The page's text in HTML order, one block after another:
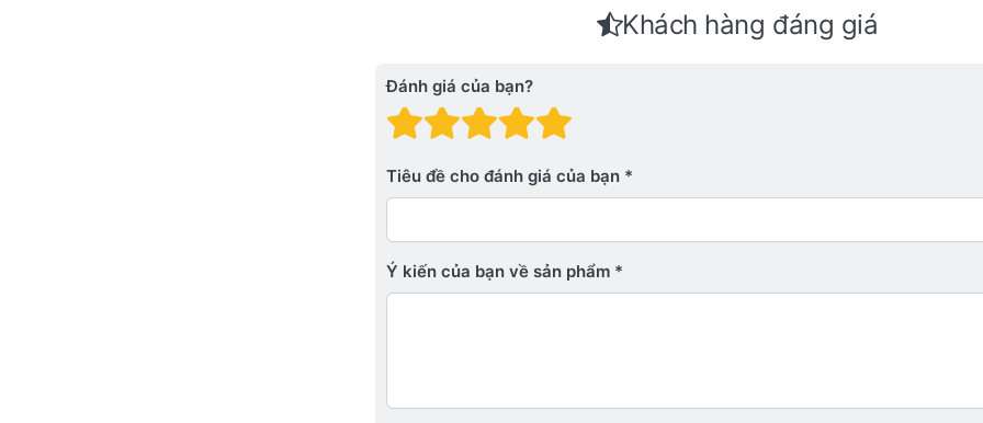
Khách hàng đáng giá
Đánh giá của bạn?
Đánh giá: 4 trên 5 sao.
Đánh giá: 3 trên 5 sao.
Đánh giá: 2 trên 5 sao.
Đánh giá: 1 trên 5 sao. Xấu
Tiêu đề cho đánh giá của bạn
Ý kiến ​​của bạn về sản phẩm